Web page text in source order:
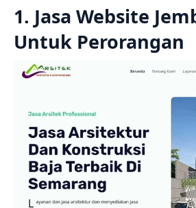
1. Jasa Website
Untuk Perorangan